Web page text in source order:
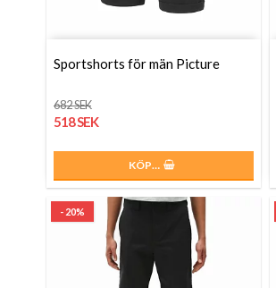
Sportshorts för män Picture
682 SEK
518 SEK
KÖP…
- 20%